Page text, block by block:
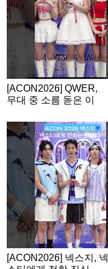
[ACON2026] QWER,
무대 중 소름 돋은 이
[ACON2026] 넥스지, 넥